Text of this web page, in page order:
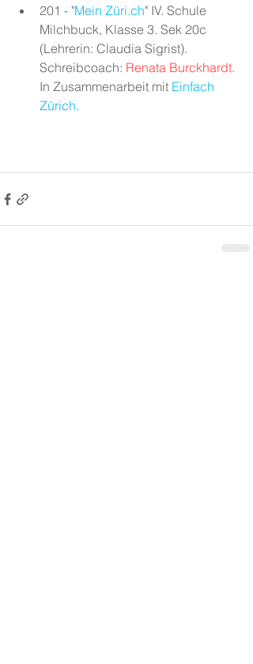
201 - "Mein Züri.ch" IV. Schule
Milchbuck, Klasse 3. Sek 20c
(Lehrerin: Claudia Sigrist).
Schreibcoach: Renata Burckhardt.
In Zusammenarbeit mit Einfach
Zürich.